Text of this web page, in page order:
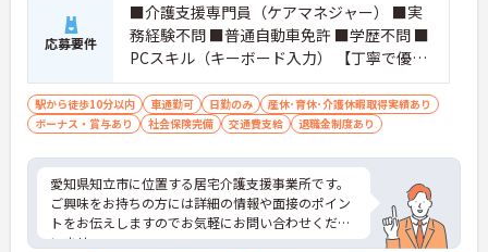
応募要件
■介護支援専門員（ケアマネジャー） ■実
務経験不問 ■普通自動車免許 ■学歴不問 ■
PCスキル（キーボード入力） 【丁寧で優し
い指導】未経験やブランクがあっても丁寧
に指導しますのでご安心下さい。
駅から徒歩10分以内 車通勤可 日勤のみ
産休･育休･介護休暇取得実績あり
ボーナス・賞与あり
社会保険完備 交通費支給 退職金制度あり
愛知県知立市に位置する居宅介護支援事業所です。
ご興味をお持ちの方には詳細の情報や面接のポイン
トをお伝えしますのでお気軽にお問い合わせくださ
いませ。